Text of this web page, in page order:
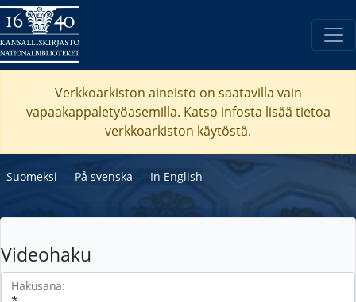
Verkkoarkiston aineisto on saatavilla vain
vapaakappaletyöasemilla. Katso infosta lisää tietoa
verkkoarkiston käytöstä.
Suomeksi ― På svenska ― In English
Videohaku
Hakusana: